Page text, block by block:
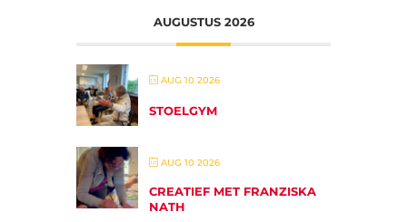
AUGUSTUS 2026
AUG 10 2026
STOELGYM
AUG 10 2026
CREATIEF MET FRANZISKA
NATH